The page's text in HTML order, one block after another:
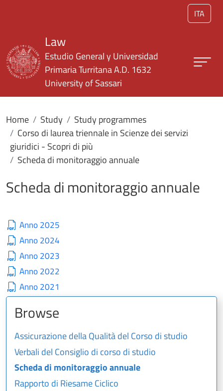
ITA
Law
Estudio General y Universidad
Primaria Turritana A.D. 1632
University of Sassari
Home Study
Study programmes
Corso di laurea triennale in Scienze dei servizi
giuridici - Scopri di più
Scheda di monitoraggio annuale
Scheda di monitoraggio annuale
Anno 2025
Anno 2024
Anno 2023
Anno 2022
Anno 2021
Browse
Assicurazione della Qualità del Corso di studio
Verbali del Consiglio di corso di studio
Scheda di monitoraggio annuale
Rapporto di Riesame Ciclico